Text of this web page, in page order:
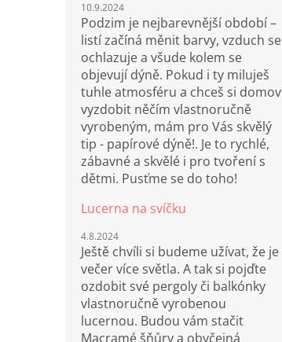
10.9.2024
Podzim je nejbarevnější období –
listí začíná měnit barvy, vzduch se
ochlazuje a všude kolem se
objevují dýně. Pokud i ty miluješ
tuhle atmosféru a chceš si domov
vyzdobit něčím vlastnoručně
vyrobeným, mám pro Vás skvělý
tip - papírové dýně!. Je to rychlé,
zábavné a skvělé i pro tvoření s
dětmi. Pusťme se do toho!
Lucerna na svíčku
4.8.2024
Ještě chvíli si budeme užívat, že je
večer více světla. A tak si pojďte
ozdobit své pergoly či balkónky
vlastnoručně vyrobenou
lucernou. Budou vám stačit
Macramé šňůry a obyčejná